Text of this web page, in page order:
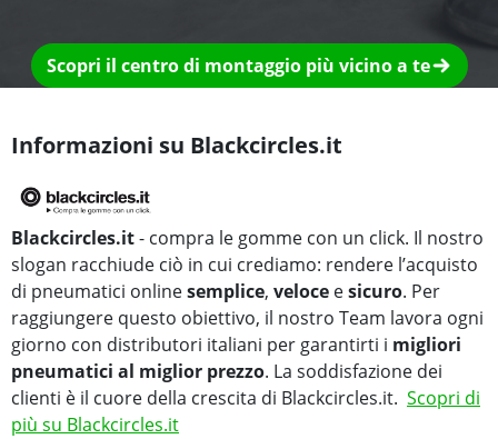
Scopri il centro di montaggio più vicino a te
Informazioni su Blackcircles.it
Blackcircles.it- compra le gomme con un click. Il nostro
slogan racchiude ciò in cui crediamo: rendere l’acquisto
di pneumatici onlinesemplice, veloce esicuro. Per
raggiungere questo obiettivo, il nostro Team lavora ogni
giorno con distributori italiani per garantirti i migliori
pneumatici al miglior prezzo. La soddisfazione dei
clienti è il cuore della crescita di Blackcircles.it. Scopri di
più su Blackcircles.it